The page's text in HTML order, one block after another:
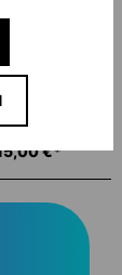
€*